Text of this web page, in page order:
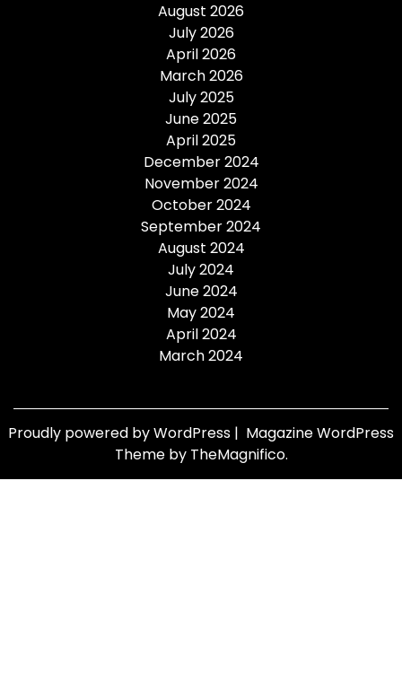
August 2026
July 2026
April 2026
March 2026
July 2025
June 2025
April 2025
December 2024
November 2024
October 2024
September 2024
August 2024
July 2024
June 2024
May 2024
April 2024
March 2024
Proudly powered by WordPress | Magazine WordPress
Theme by TheMagnifico.